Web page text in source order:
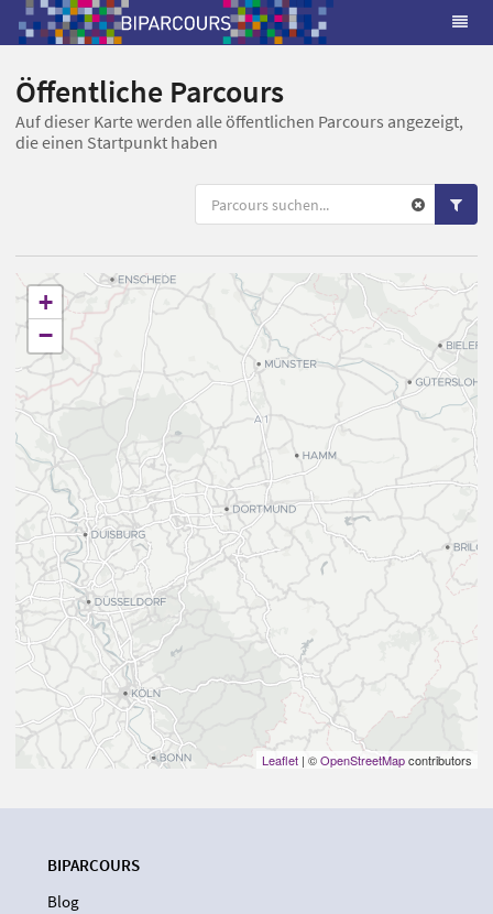
Öffentliche Parcours
Auf dieser Karte werden alle öffentlichen Parcours angezeigt,
die einen Startpunkt haben
+
−
Leaflet | ©OpenStreetMapcontributors
BIPARCOURS
Blog